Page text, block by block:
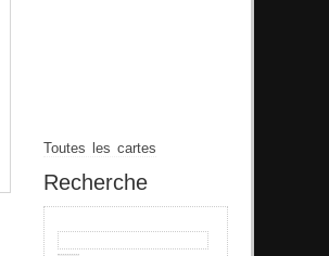
Toutes les cartes
Recherche